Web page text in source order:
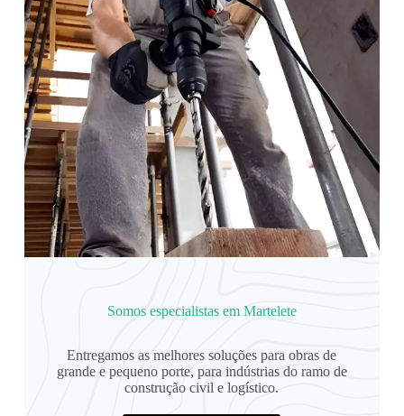
Somos especialistas em Martelete
Entregamos as melhores soluções para obras de
grande e pequeno porte, para indústrias do ramo de
construção civil e logístico.